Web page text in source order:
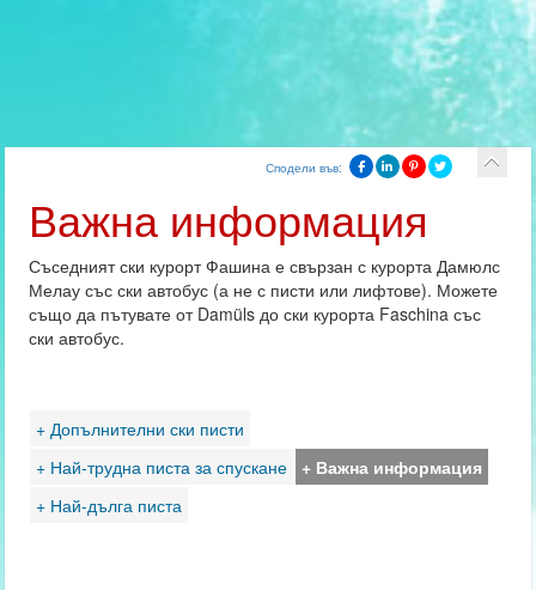
Сподели във:
Важна информация
Съседният ски курорт Фашина е свързан с курорта Дамюлс
Мелау със ски автобус (а не с писти или лифтове). Можете
също да пътувате от Damüls до ски курорта Faschina със
ски автобус.
+ Допълнителни ски писти
+ Най-трудна писта за спускане
+ Важна информация
+ Най-дълга писта